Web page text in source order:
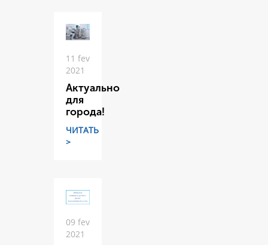
11 fev
2021
Актуально
для
города!
ЧИТАТЬ
>
09 fev
2021